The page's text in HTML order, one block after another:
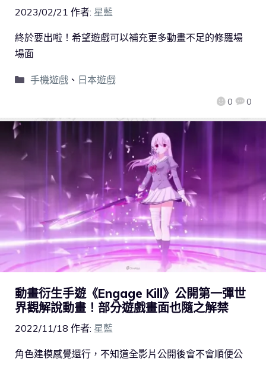
2023/02/21 作者: 星藍
0 0
終於要出啦！希望遊戲可以補充更多動畫不足的修羅場
場面
手機遊戲、 日本遊戲
動畫衍生手遊《Engage Kill》公開第一彈世
界觀解說動畫！部分遊戲畫面也隨之解禁
2022/11/18 作者: 星藍
角色建模感覺還行，不知道全影片公開後會不會順便公